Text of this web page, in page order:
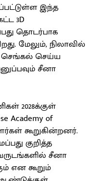
இந்த
3D
தொடர்பாக
மேலும், நிலாவில்
செய்ய
சீனா
2028க்குள்
Academy of
கூறுகின்றனர்.
குறித்த
சீனா
என கூறும்